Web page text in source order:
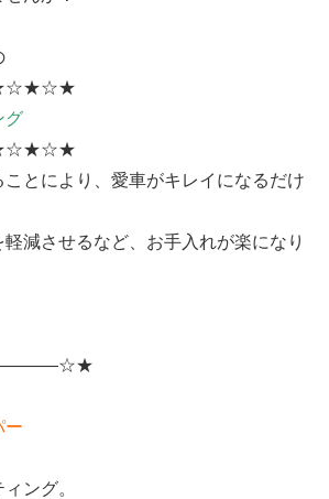
グ
とにより、愛車がキレイになるだけ
減させるなど、お手入れが楽になり
ー
ング。